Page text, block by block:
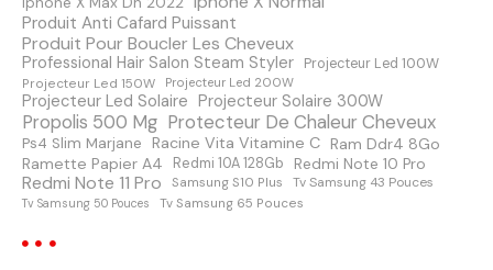
e
s
s
a
g
e
Produit Anti Cafard Puissant
Produit Pour Boucler Les Cheveux
Professional Hair Salon Steam Styler
Projecteur Led 100W
Projecteur Led 150W
Projecteur Led 200W
Projecteur Led Solaire Projecteur Solaire 300W
Propolis 500 Mg Protecteur De Chaleur Cheveux
Ps4 Slim Marjane Racine Vita Vitamine C Ram Ddr4 8Go
Ramette Papier A4
Redmi 10A 128Gb Redmi Note 10 Pro
Redmi Note 11 Pro Samsung S10 Plus Tv Samsung 43 Pouces
Tv Samsung 50 Pouces Tv Samsung 65 Pouces